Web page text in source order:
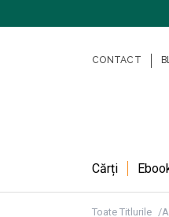
CONTACT
Cărți
Toate Titlurile